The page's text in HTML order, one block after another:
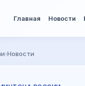
Главная Новости
›Новости